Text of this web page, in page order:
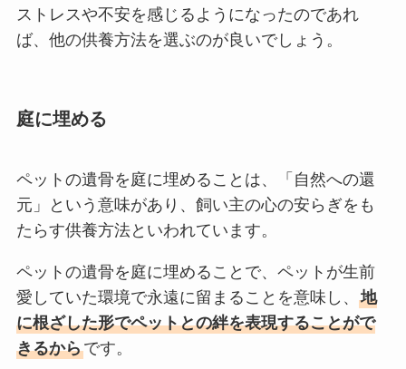
ストレスや不安を感じるようになったのであれ
ば、他の供養方法を選ぶのが良いでしょう。
庭に埋める
ペットの遺骨を庭に埋めることは、「自然への還
元」という意味があり、飼い主の心の安らぎをも
たらす供養方法といわれています。
ペットの遺骨を庭に埋めることで、ペットが生前
愛していた環境で永遠に留まることを意味し、 地
に根ざした形でペットとの絆を表現することがで
きるからです。